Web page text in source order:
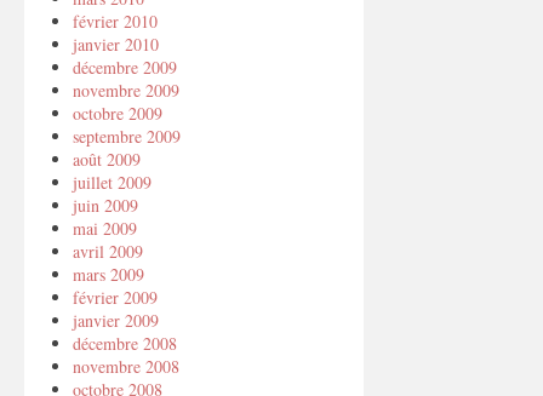
février 2010
janvier 2010
décembre 2009
novembre 2009
octobre 2009
septembre 2009
août 2009
juillet 2009
juin 2009
mai 2009
avril 2009
mars 2009
février 2009
janvier 2009
décembre 2008
novembre 2008
octobre 2008